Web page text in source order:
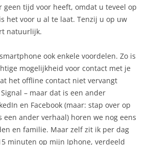
geen tijd voor heeft, omdat u teveel op
het voor u al te laat. Tenzij u op uw
natuurlijk.
ook enkele voordelen. Zo is
mogelijkheid voor contact met je
het offline contact niet vervangt
– maar dat is een ander
en Facebook (maar: stap over op
een ander verhaal) horen we nog eens
en familie. Maar zelf zit ik per dag
minuten op mijn Iphone, verdeeld